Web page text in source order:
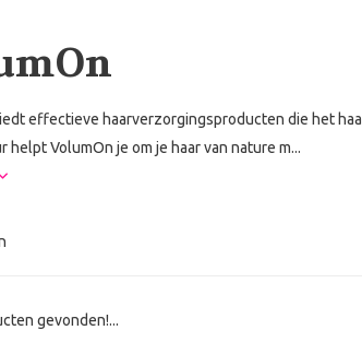
effectieve haarverzorgingsproducten die het
helpt VolumOn je om je haar van nature m...
gevonden!...